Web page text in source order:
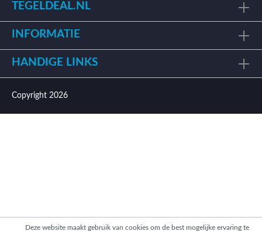
TEGELDEAL.NL
INFORMATIE
HANDIGE LINKS
Copyright 2026
Deze website maakt gebruik van cookies om de best mogelijke ervaring te